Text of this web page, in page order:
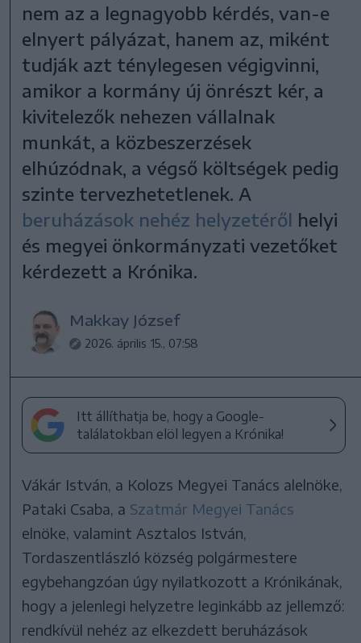
nem az a legnagyobb kérdés, van-e
elnyert pályázat, hanem az, miként
tudják azt ténylegesen végigvinni,
amikor a kormány új önrészt kér, a
kivitelezők nehezen vállalnak
munkát, a közbeszerzések
elhúzódnak, a végső költségek pedig
szinte tervezhetetlenek. A
beruházások nehéz helyzetéről helyi
és megyei önkormányzati vezetőket
kérdezett a Krónika.
Makkay József
2026. április 15., 07:58
Itt állíthatja be, hogy a Google-
találatokban elöl legyen a Krónika!
Vákár István, a Kolozs Megyei Tanács alelnöke,
Pataki Csaba, a Szatmár Megyei Tanács
elnöke, valamint Asztalos István,
Tordaszentlászló község polgármestere
egybehangzóan úgy nyilatkozott a Krónikának,
hogy a jelenlegi helyzetre leginkább az jellemző:
rendkívül nehéz az elkezdett beruházások